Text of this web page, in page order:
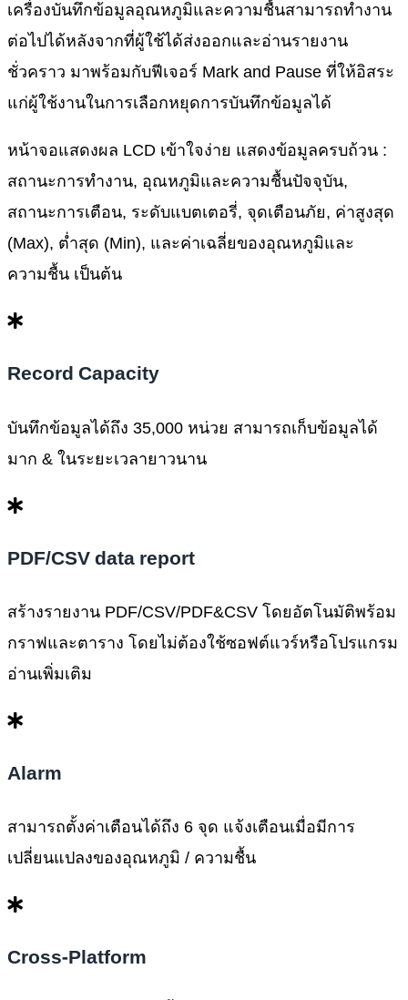
เครื่องบันทึกข้อมูลอุณหภูมิและความชื้นสามารถทำงาน
ต่อไปได้หลังจากที่ผู้ใช้ได้ส่งออกและอ่านรายงาน
ชั่วคราว มาพร้อมกับฟีเจอร์ Mark and Pause ที่ให้อิสระ
แก่ผู้ใช้งานในการเลือกหยุดการบันทึกข้อมูลได้
หน้าจอแสดงผล LCD เข้าใจง่าย แสดงข้อมูลครบถ้วน :
สถานะการทำงาน, อุณหภูมิและความชื้นปัจจุบัน,
สถานะการเตือน, ระดับแบตเตอรี่, จุดเตือนภัย, ค่าสูงสุด
(Max), ต่ำสุด (Min), และค่าเฉลี่ยของอุณหภูมิและ
ความชื้น เป็นต้น
Record Capacity
บันทึกข้อมูลได้ถึง 35,000 หน่วย สามารถเก็บข้อมูลได้
มาก & ในระยะเวลายาวนาน
PDF/CSV data report
สร้างรายงาน PDF/CSV/PDF&CSV โดยอัตโนมัติพร้อม
กราฟและตาราง โดยไม่ต้องใช้ซอฟต์แวร์หรือโปรแกรม
อ่านเพิ่มเติม
Alarm
สามารถตั้งค่าเตือนได้ถึง 6 จุด แจ้งเตือนเมื่อมีการ
เปลี่ยนแปลงของอุณหภูมิ / ความชื้น
Cross-Platform